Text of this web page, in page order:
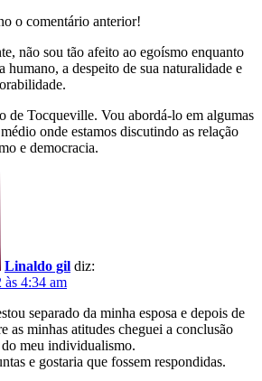
o comentário anterior!
não sou tão afeito ao egoísmo enquanto
humano, a despeito de sua naturalidade e
de Tocqueville. Vou abordá-lo em algumas
onde estamos discutindo as relação
e democracia.
Linaldo gil diz:
às 4:34 am
separado da minha esposa e depois de
as minhas atitudes cheguei a conclusão
meu individualismo.
e gostaria que fossem respondidas.